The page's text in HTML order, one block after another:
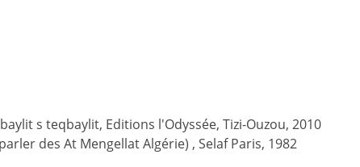
s teqbaylit, Editions l'Odyssée, Tizi-Ouzou, 2010
des At Mengellat Algérie) , Selaf Paris, 1982